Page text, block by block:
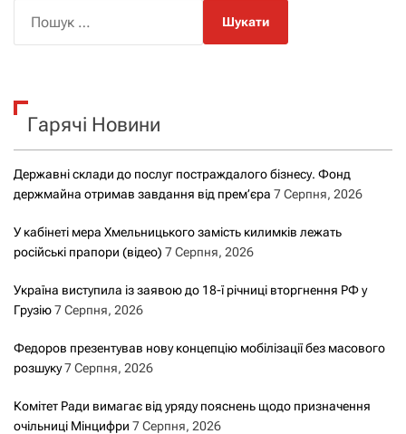
к
Гарячі Новини
Державні склади до послуг постраждалого бізнесу. Фонд
держмайна отримав завдання від прем’єра 7 Серпня, 2026
У кабінеті мера Хмельницького замість килимків лежать
російські прапори (відео) 7 Серпня, 2026
Україна виступила із заявою до 18-ї річниці вторгнення РФ у
Грузію7 Серпня, 2026
Федоров презентував нову концепцію мобілізації без масового
розшуку7 Серпня, 2026
Комітет Ради вимагає від уряду пояснень щодо призначення
очільниці Мінцифри 7 Серпня, 2026